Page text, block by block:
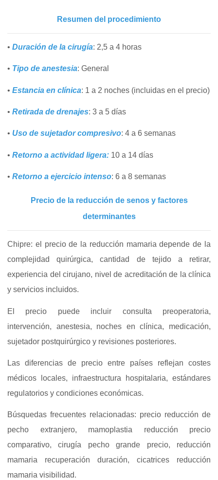
Resumen del procedimiento
• Duración de la cirugía: 2,5 a 4 horas
• Tipo de anestesia: General
• Estancia en clínica: 1 a 2 noches (incluidas en el precio)
• Retirada de drenajes: 3 a 5 días
• Uso de sujetador compresivo: 4 a 6 semanas
• Retorno a actividad ligera: 10 a 14 días
• Retorno a ejercicio intenso: 6 a 8 semanas
Precio de la reducción de senos y factores
determinantes
Chipre: el precio de la reducción mamaria depende de la
complejidad quirúrgica, cantidad de tejido a retirar,
experiencia del cirujano, nivel de acreditación de la clínica
y servicios incluidos.
El precio puede incluir consulta preoperatoria,
intervención, anestesia, noches en clínica, medicación,
sujetador postquirúrgico y revisiones posteriores.
Las diferencias de precio entre países reflejan costes
médicos locales, infraestructura hospitalaria, estándares
regulatorios y condiciones económicas.
Búsquedas frecuentes relacionadas: precio reducción de
pecho extranjero, mamoplastia reducción precio
comparativo, cirugía pecho grande precio, reducción
mamaria recuperación duración, cicatrices reducción
mamaria visibilidad.